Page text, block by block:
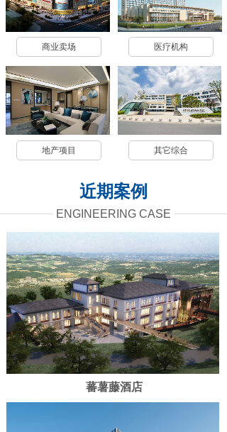
商业卖场 医疗机构
地产项目 其它综合
近期案例
ENGINEERING CASE
蕃薯藤酒店